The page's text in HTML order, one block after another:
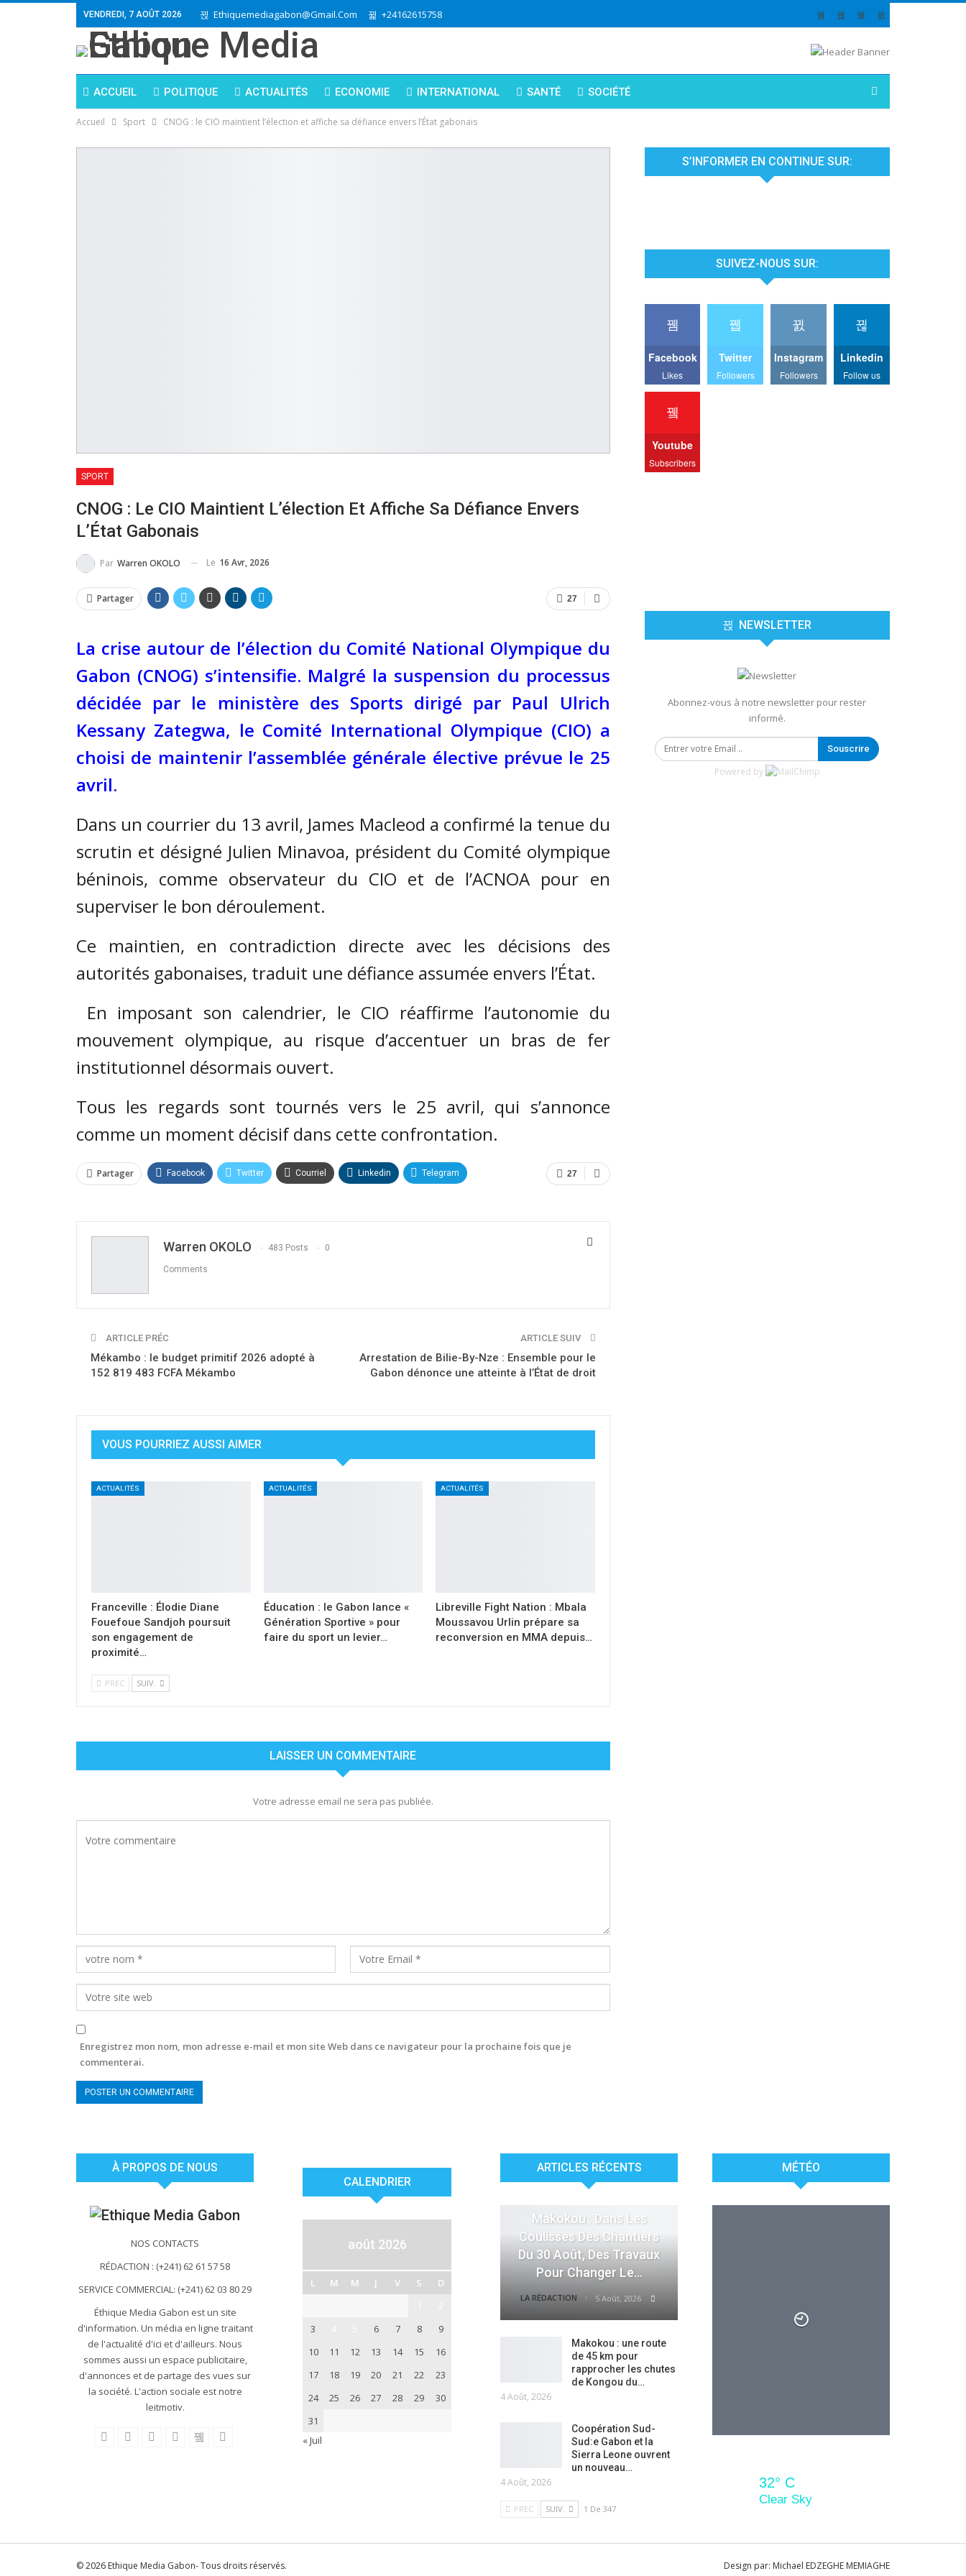
VENDREDI, 7 AOÛT 2026 Ethiquemediagabon@gmail.com +24162615758
ACCUEIL POLITIQUE ACTUALITÉS ECONOMIE INTERNATIONAL SANTÉ SOCIÉTÉ
Accueil Sport CNOG : le CIO maintient l’élection et affiche sa défiance envers l’État gabonais
SPORT
CNOG : Le CIO Maintient L’élection Et Affiche Sa Défiance Envers
L’État Gabonais
Par Warren OKOLO Le 16 Avr, 2026
27
Partager
La crise autour de l’élection du Comité National Olympique du
Gabon (CNOG) s’intensifie. Malgré la suspension du processus
décidée par le ministère des Sports dirigé par Paul Ulrich
Kessany Zategwa, le Comité International Olympique (CIO) a
choisi de maintenir l’assemblée générale élective prévue le 25
avril.
Dans un courrier du 13 avril, James Macleod a confirmé la tenue du
scrutin et désigné Julien Minavoa, président du Comité olympique
béninois, comme observateur du CIO et de l’ACNOA pour en
superviser le bon déroulement.
Ce maintien, en contradiction directe avec les décisions des
autorités gabonaises, traduit une défiance assumée envers l’État.
En imposant son calendrier, le CIO réaffirme l’autonomie du
mouvement olympique, au risque d’accentuer un bras de fer
institutionnel désormais ouvert.
Tous les regards sont tournés vers le 25 avril, qui s’annonce
comme un moment décisif dans cette confrontation.
27
Partager Facebook Twitter Courriel Linkedin Telegram
Warren OKOLO 483 Posts 0
Comments
ARTICLE PRÉC
Mékambo : le budget primitif 2026 adopté à
152 819 483 FCFA Mékambo
ARTICLE SUIV
Arrestation de Bilie-By-Nze : Ensemble pour le
Gabon dénonce une atteinte à l’État de droit
VOUS POURRIEZ AUSSI AIMER
ACTUALITÉS
Franceville : Élodie Diane
Fouefoue Sandjoh poursuit
son engagement de
proximité…
ACTUALITÉS
Éducation : le Gabon lance «
Génération Sportive » pour
faire du sport un levier…
ACTUALITÉS
Libreville Fight Nation : Mbala
Moussavou Urlin prépare sa
reconversion en MMA depuis…
PREC SUIV.
LAISSER UN COMMENTAIRE
Votre adresse email ne sera pas publiée.
Enregistrez mon nom, mon adresse e-mail et mon site Web dans ce navigateur pour la prochaine fois que je
commenterai.
S’INFORMER EN CONTINUE SUR:
SUIVEZ-NOUS SUR:
Facebook
Likes
Twitter
Followers
Instagram
Followers
Linkedin
Follow us
Youtube
Subscribers
NEWSLETTER
Abonnez-vous à notre newsletter pour rester
informé.
Souscrire
Powered by
À PROPOS DE NOUS
NOS CONTACTS
RÉDACTION : (+241) 62 61 57 58
SERVICE COMMERCIAL: (+241) 62 03 80 29
Éthique Media Gabon est un site
d'information. Un média en ligne traitant
de l'actualité d'ici et d'ailleurs. Nous
sommes aussi un espace publicitaire,
d'annonces et de partage des vues sur
la société. L'action sociale est notre
leitmotiv.
CALENDRIER
août 2026
L M M J V S
D
3
6 7 8
9
10
11 12 13 14 15
16
17
18 19 20 21 22
23
24
25 26 27 28 29
30
31
« Juil
ARTICLES RÉCENTS
ACTUALITÉS
Makokou : Dans Les
Coulisses Des Chantiers
Du 30 Août, Des Travaux
Pour Changer Le…
LA RÉDACTION 5 Août, 2026
Makokou : une route
de 45 km pour
rapprocher les chutes
de Kongou du…
4 Août, 2026
Coopération Sud-
Sud:e Gabon et la
Sierra Leone ouvrent
un nouveau…
4 Août, 2026
PREC SUIV. 1 De 347
MÉTÉO
32° C
Clear Sky
© 2026 Ethique Media Gabon- Tous droits réservés. Design par: Michael EDZEGHE MEMIAGHE